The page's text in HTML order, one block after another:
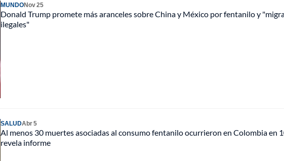
MUNDONov 25
Donald Trump promete más aranceles sobre China y México por fentanilo y
ilegales"
SALUDAbr 5
Al menos 30 muertes asociadas al consumo fentanilo ocurrieron en Colombia en
revela informe